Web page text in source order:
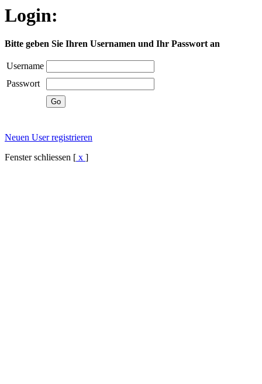
Login:
Bitte geben Sie Ihren Usernamen und Ihr Passwort an
Username
Passwort
Neuen User registrieren
Fenster schliessen [ x ]